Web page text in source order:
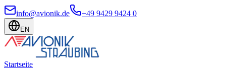
info@avionik.de +49 9429 9424 0
EN
Startseite